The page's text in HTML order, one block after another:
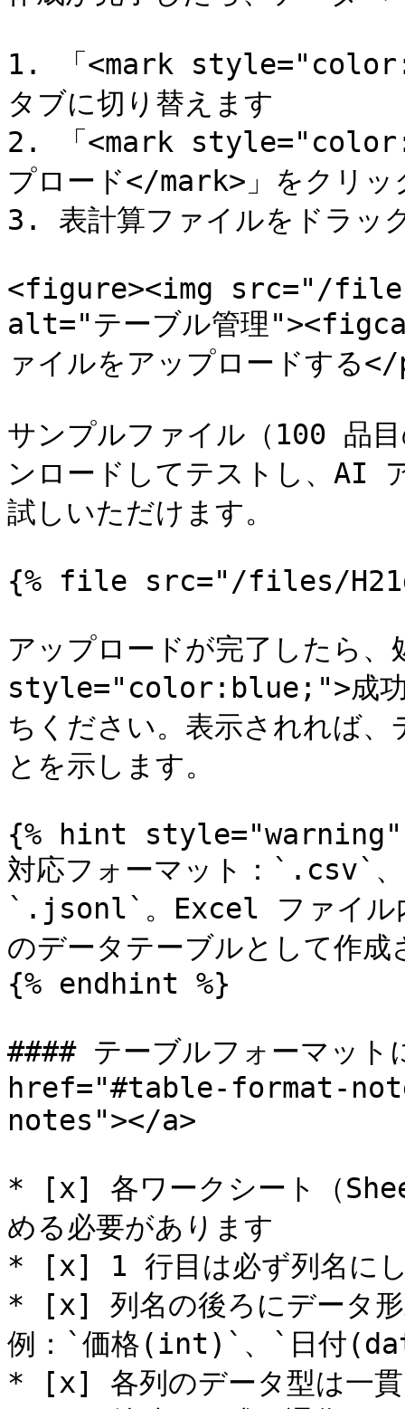
1. 「<mark
タブに切り替えます
2. 「<mark
プロード</mark>」をクリッ
3. 表計算ファイルをドラッ
<figure><img src="/files/
alt="テーブル管理
ァイルをアップロードす
サンプルファイル（100 品
ンロードしてテストし、AI
試しいただけます。
{% file src="/files/
アップロードが完了したら
style="color:blue;">成功
ちください。表示されれば
とを示します。
{% hint style="warning"
対応フォーマット：
`.jsonl`。Excel ファイル内
のデータテーブルとして作成
{% endhint %}
#### テーブルフォーマット
href="#table-format-
notes"></a>
* [x] 各ワークシート（
める必要があります
* [x] 1 行目は必ず列名にし
* [x] 列名の後ろにデータ形
例：`価格(int)`、`日付
* [x] 各列のデータ型は一貫